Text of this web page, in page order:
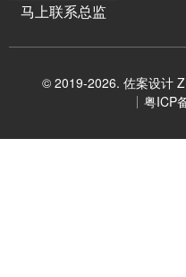
马上联系总监
© 2019-2026. 佐案设计
粤ICP